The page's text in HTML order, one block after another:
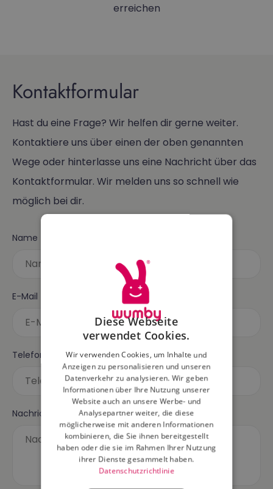
erreichen
Kontaktformular
Hast du eine Frage? Wir helfen dir gerne weiter.
Kontaktiere uns über einen der oben genannten
Wege oder hinterlasse uns eine Nachricht über das
Kontaktformular. Wir melden uns so schnell wie
möglich bei dir.
Name
E-Mail
Telefonnummer
Nachricht
Diese Webseite
verwendet Cookies.
Wir verwenden Cookies, um Inhalte und
Anzeigen zu personalisieren und unseren
Datenverkehr zu analysieren. Wir geben
Informationen über Ihre Nutzung unserer
Website auch an unsere Werbe- und
Analysepartner weiter, die diese
möglicherweise mit anderen Informationen
kombinieren, die Sie ihnen bereitgestellt
haben oder die sie im Rahmen Ihrer Nutzung
ihrer Dienste gesammelt haben.
Datenschutzrichtlinie